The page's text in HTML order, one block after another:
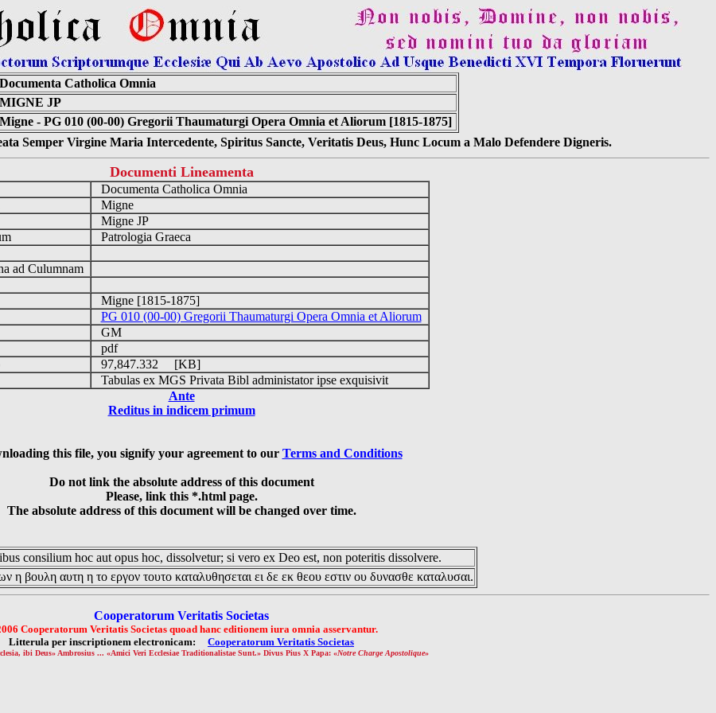
Documenta Catholica Omnia
MIGNE JP
Migne - PG 010 (00-00) Gregorii Thaumaturgi Opera Omnia et Aliorum [1815-1875]
Semper Virgine Maria Intercedente, Spiritus Sancte, Veritatis Deus, Hunc Locum a Malo Defendere Digneris.
Documenti Lineamenta
Documenta Catholica Omnia
Migne
Migne JP
Patrologia Graeca
ad Culumnam
Migne [1815-1875]
PG 010 (00-00) Gregorii Thaumaturgi Opera Omnia et Aliorum
GM
pdf
97,847.332 [KB]
Tabulas ex MGS Privata Bibl administator ipse exquisivit
Ante
Reditus in indicem primum
this file, you signify your agreement to our Terms and Conditions
Do not link the absolute address of this document
Please, link this *.html page.
The absolute address of this document will be changed over time.
consilium hoc aut opus hoc, dissolvetur; si vero ex Deo est, non poteritis dissolvere.
η βουλη αυτη η το εργον τουτο καταλυθησεται ει δε εκ θεου εστιν ου δυνασθε καταλυσαι.
Cooperatorum Veritatis Societas
Cooperatorum Veritatis Societas quoad hanc editionem iura omnia asservantur.
Litterula per inscriptionem electronicam: Cooperatorum Veritatis Societas
ibi Deus» Ambrosius ... «Amici Veri Ecclesiae Traditionalistae Sunt.» Divus Pius X Papa: «Notre Charge Apostolique»